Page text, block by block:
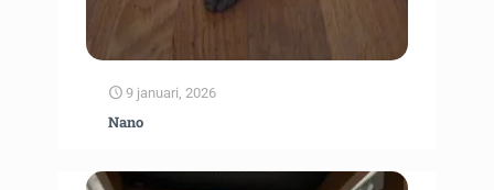
9 januari, 2026
Nano